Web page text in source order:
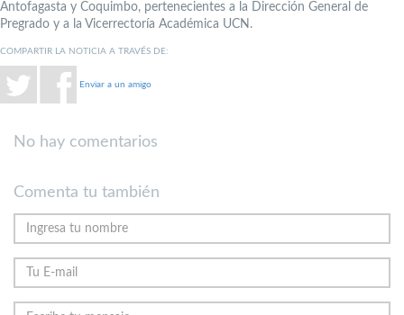
Antofagasta y Coquimbo, pertenecientes a la Dirección General de
Pregrado y a la Vicerrectoría Académica UCN.
COMPARTIR LA NOTICIA A TRAVÉS DE:
Enviar a un amigo
No hay comentarios
Comenta tu también